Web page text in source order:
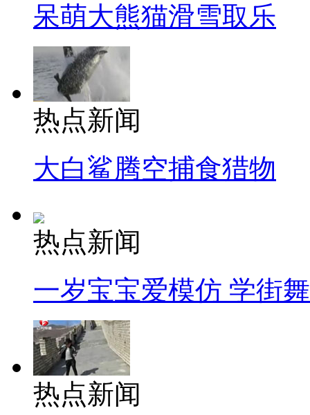
呆萌大熊猫滑雪取乐
热点新闻
大白鲨腾空捕食猎物
热点新闻
一岁宝宝爱模仿 学街
热点新闻